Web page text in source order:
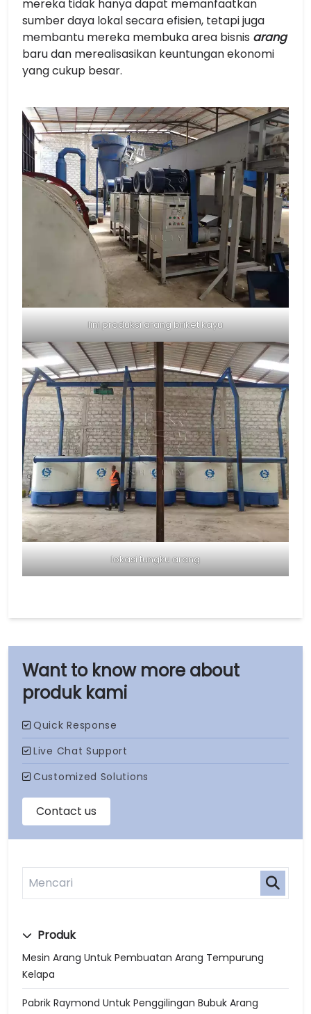
produk kami
Produk
Mesin Arang Untuk Pembuatan Arang Tempurung
Kelapa
Pabrik Raymond Untuk Penggilingan Bubuk Arang
mereka tidak hanya dapat memanfaatkan
sumber daya lokal secara efisien, tetapi juga
membantu mereka membuka area bisnis arang
baru dan merealisasikan keuntungan ekonomi
yang cukup besar.
lini produksi arang briket kayu
lokasi tungku arang